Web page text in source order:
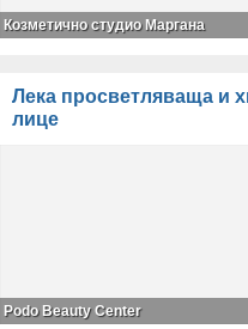
Козметично студио Маргана
Лека просветляваща и
лице
Podo Beauty Center